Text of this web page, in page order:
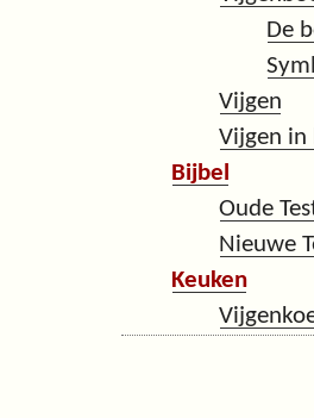
De
Vijgen
Vijgen in
Bijbel
Oude
Nieuwe
Keuken